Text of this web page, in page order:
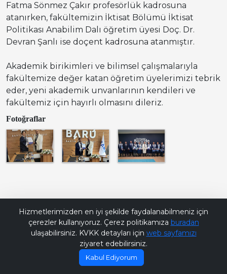
Fatma Sönmez Çakır profesörlük kadrosuna
atanırken, fakültemizin İktisat Bölümü İktisat
Politikası Anabilim Dalı öğretim üyesi Doç. Dr.
Devran Şanlı ise doçent kadrosuna atanmıştır.
Akademik birikimleri ve bilimsel çalışmalarıyla
fakültemize değer katan öğretim üyelerimizi tebrik
eder, yeni akademik unvanlarının kendileri ve
fakültemiz için hayırlı olmasını dileriz.
Fotoğraflar
Hizmetlerimizden en iyi şekilde faydalanabilmeniz için
çerezler kullanıyoruz. Çerez politikamıza buradan
ulaşabilirsiniz. KVKK detayları için web sayfamızı
ziyaret edebilirsiniz.
Kabul Ediyorum
Bana Soru Sor | Ask Me